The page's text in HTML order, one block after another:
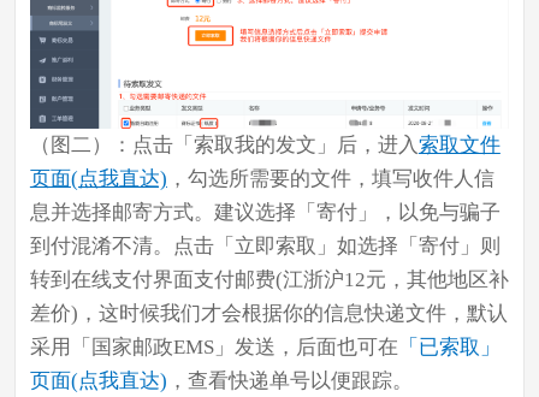
（图二）：点击「索取我的发文」后，进入 索取文件
页面(点我直达) ，勾选所需要的文件，填写收件人信
息并选择邮寄方式。建议选择「 寄付」，以免与骗子
到付混淆不清。点击「立即索取」如选择「寄付」则
转到在线支付界面支付邮费(江浙沪12元，其他地区补
差价)，这时候我们才会根据你的信息快递文件，默认
采用「 国家邮政EMS」发送，后面也可在 「已索取」
页面(点我直达) ，查看快递单号以便跟踪。